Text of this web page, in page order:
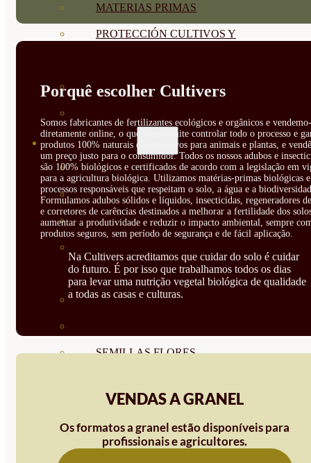
MATERIAS PRIMAS
PROTECCIÓN CULTIVOS Y
PLANTAS INTERIOR
SEMILLAS
VER TODAS
BIODINÁMICAS DEMETER
HORTALIZA FRUTO
HOJA
SEMILLAS AROMÁTICAS
SEMILLAS FLORES
SEMILLAS TRADICIONALES
SEMILLAS BRASICAS
Porquê escolher Cultivers
Somos fabricantes de fertilizantes ecológicos e orgânicos e
diretamente online, o que nos permite controlar todo o processo e
produtos 100% naturais e inofensivos para animais e plantas, e
um preço justo para o consumidor. Todos os nossos adubos e
são 100% biológicos e certificados de acordo com a legislação em
para a agricultura biológica. Utilizamos matérias-primas biológicas e
processos responsáveis que respeitam o solo, a água e a
Formulamos adubos sólidos e líquidos, insecticidas, regeneradores
e corretores de carências destinados a melhorar a fertilidade dos
aumentar a produtividade e reduzir o impacto ambiental, sempre
produtos seguros, sem período de segurança e de fácil aplicação.
Na Cultivers acreditamos que cuidar do solo é cuidar
do futuro. É por isso que trabalhamos todos os dias
para levar uma nutrição vegetal biológica de qualidade
a todas as casas e culturas.
VENDAS A GRANEL
Os formatos a granel estão disponíveis para
profissionais e agricultores.